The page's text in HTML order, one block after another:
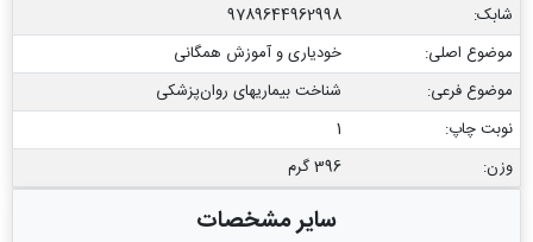
شابک:
9789644962998
موضوع اصلی:
خودیاری و آموزش همگانی
موضوع فرعی:
شناخت بیماریهای روان‌پزشکی
نوبت چاپ:
1
وزن:
396 گرم
سایر مشخصات